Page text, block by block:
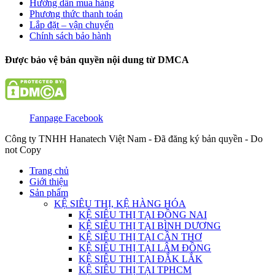
Hướng dẫn mua hàng
Phương thức thanh toán
Lắp đặt – vận chuyển
Chính sách bảo hành
Được bảo vệ bản quyền nội dung từ DMCA
Fanpage Facebook
Công ty TNHH Hanatech Việt Nam - Đã đăng ký bản quyền - Do
not Copy
Trang chủ
Giới thiệu
Sản phẩm
KỆ SIÊU THỊ, KỆ HÀNG HÓA
KỆ SIÊU THỊ TẠI ĐỒNG NAI
KỆ SIÊU THỊ TẠI BÌNH DƯƠNG
KỆ SIÊU THỊ TẠI CẦN THƠ
KỆ SIÊU THỊ TẠI LÂM ĐỒNG
KỆ SIÊU THỊ TẠI ĐẮK LẮK
KỆ SIÊU THỊ TẠI TPHCM